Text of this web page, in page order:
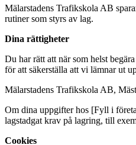
Mälarstadens Trafikskola AB
rutiner som styrs av lag.
Dina rättigheter
Du har rätt att när som helst
för att säkerställa att vi lämnar ut
Mälarstadens Trafikskola AB,
Om dina uppgifter hos [Fyll i
lagstadgat krav på lagring, till
Cookies